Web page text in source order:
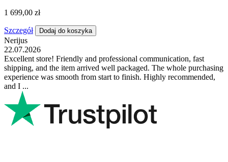
1 699,00 zł
Szczegół Dodaj do koszyka
Nerijus
22.07.2026
Excellent store! Friendly and professional communication, fast
shipping, and the item arrived well packaged. The whole purchasing
experience was smooth from start to finish. Highly recommended,
and I ...